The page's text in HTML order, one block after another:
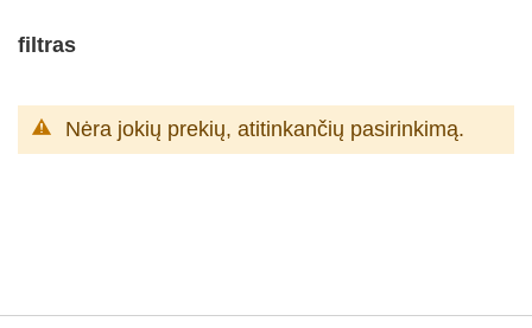
filtras
Nėra jokių prekių, atitinkančių pasirinkimą.